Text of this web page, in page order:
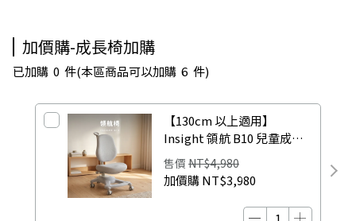
加價購-成長椅加購
已加購 0 件(本區商品可以加購 6 件)
【130cm 以上適用】
Insight 領航 B10 兒童成長
型工學椅｜可調式坐深・腳
踏板・書桌學習椅
售價 NT$4,980
加價購NT$3,980